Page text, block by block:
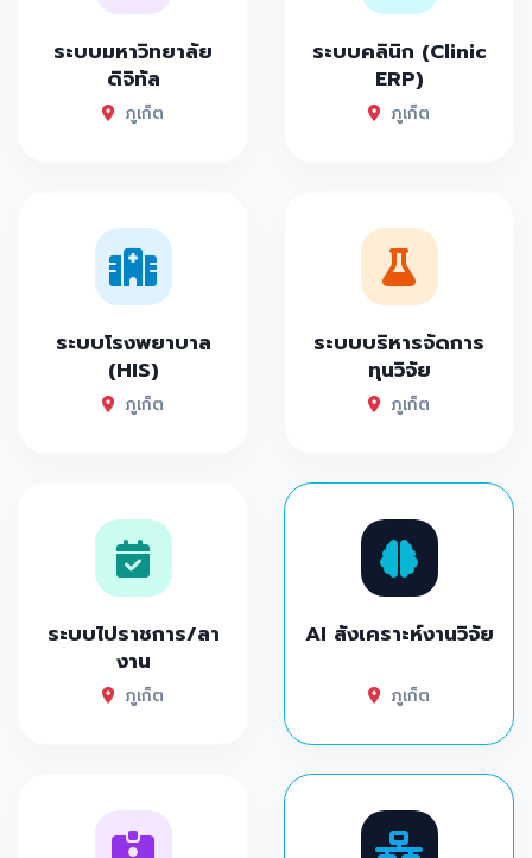
ระบบมหาวิทยาลัย
ดิจิทัล
ภูเก็ต
ระบบคลินิก (Clinic
ERP)
ภูเก็ต
ระบบโรงพยาบาล
(HIS)
ภูเก็ต
ระบบบริหารจัดการ
ทุนวิจัย
ภูเก็ต
ระบบไปราชการ/ลา
งาน
ภูเก็ต
AI สังเคราะห์งานวิจัย
ภูเก็ต